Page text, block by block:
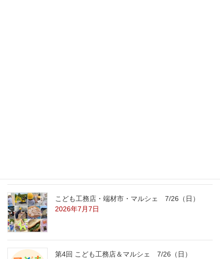
こども工務店・端材市・マルシェ 7/26（日）
2026年7月7日
第4回 こども工務店＆マルシェ 7/26（日）